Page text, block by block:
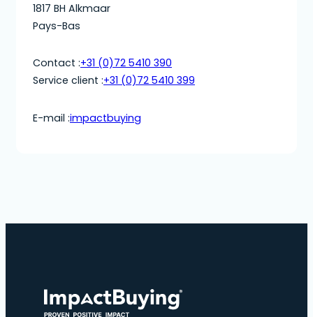
1817 BH Alkmaar
Pays-Bas
Contact :+31 (0)72 5410 390
Service client :+31 (0)72 5410 399
E-mail :impactbuying